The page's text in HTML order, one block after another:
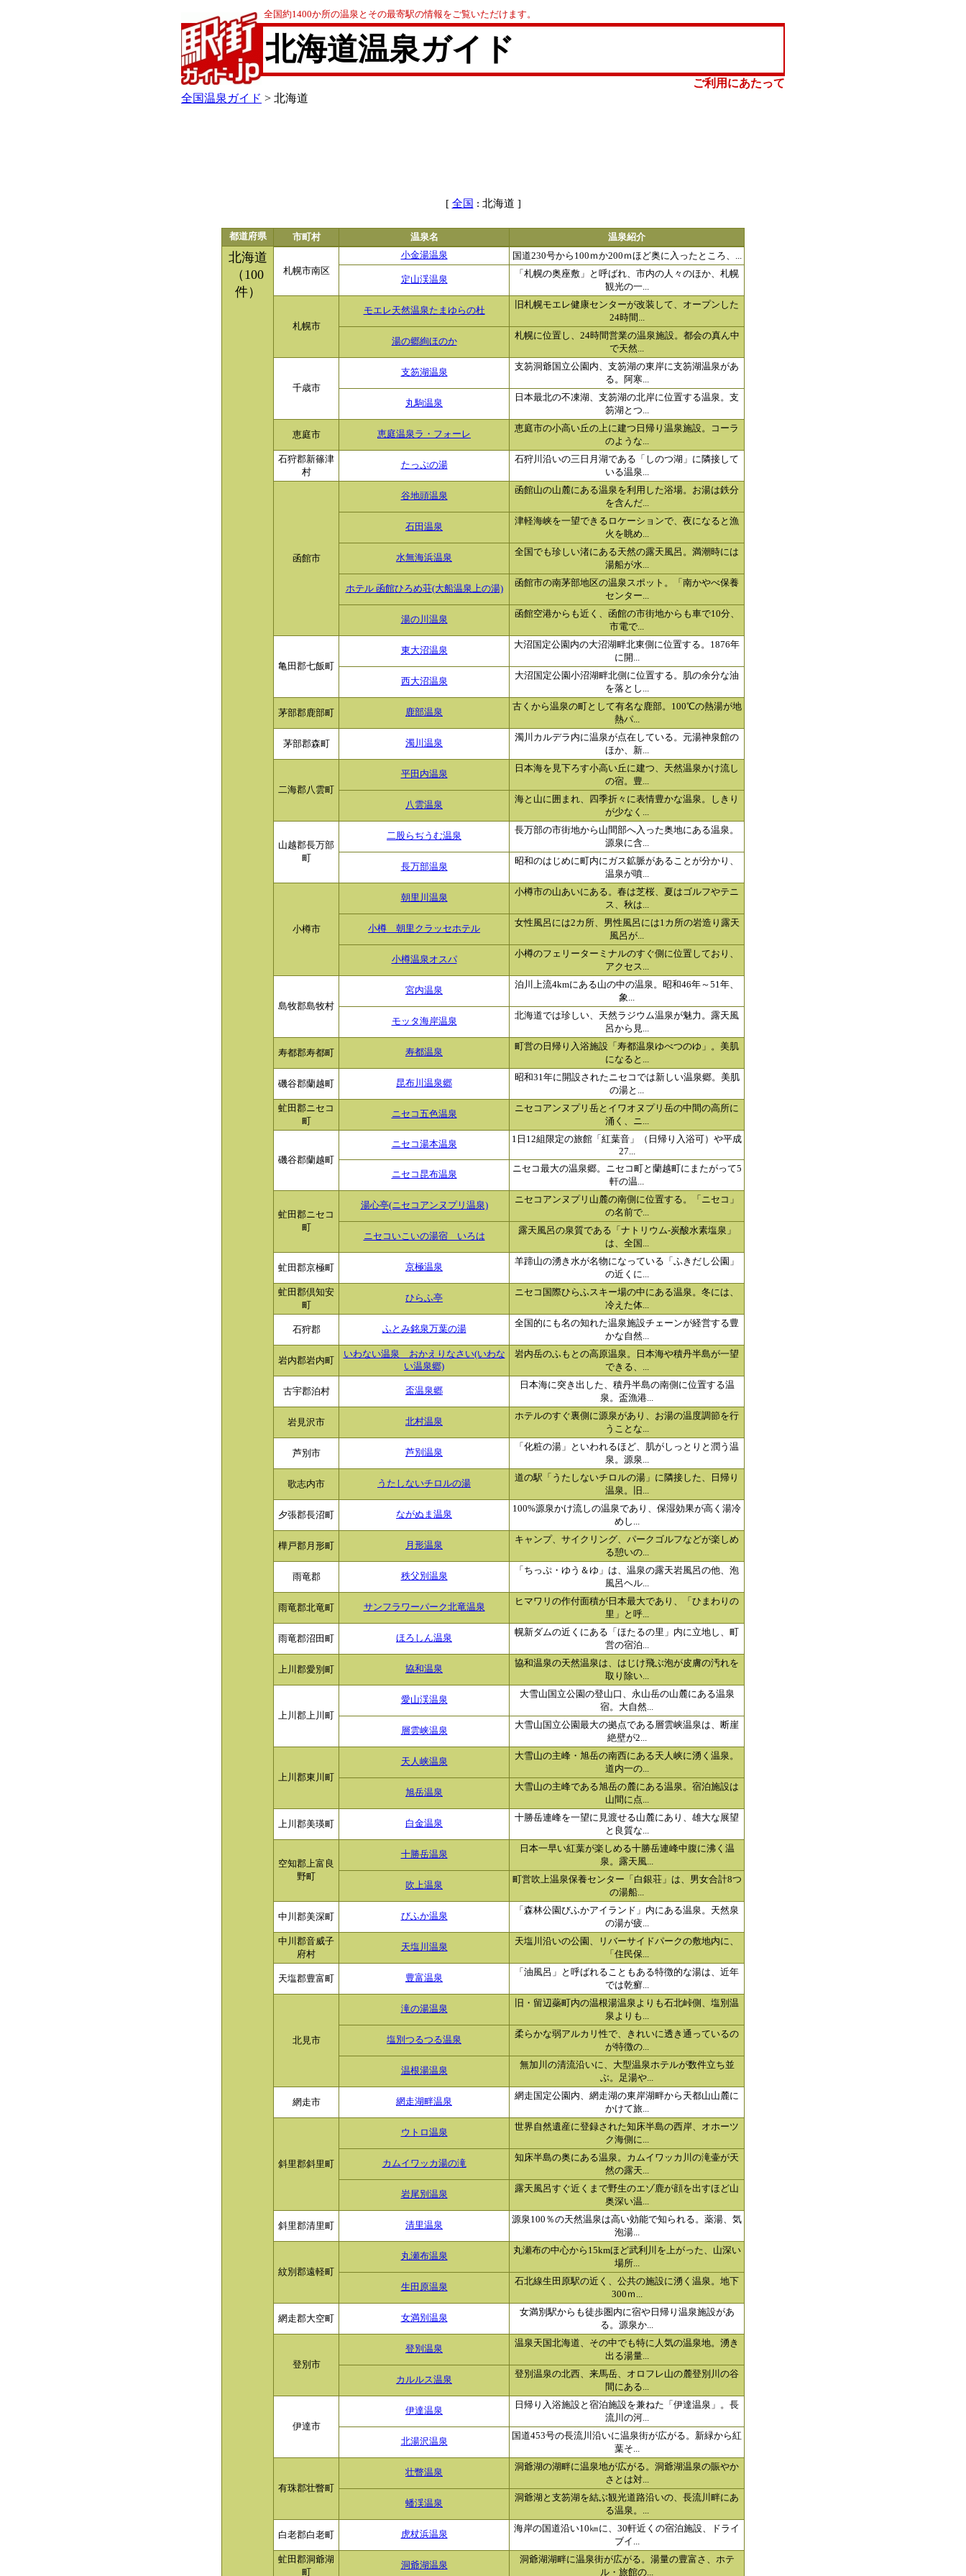
全国約1400か所の温泉とその最寄駅の情報をご覧いただけます。
北海道温泉ガイド
ご利用にあたって
全国温泉ガイド > 北海道
[ 全国 : 北海道 ]
都道府県 市町村 温泉名 温泉紹介
北海道
（100
件）
札幌市南区
小金湯温泉 国道230号から100ｍか200ｍほど奥に入ったところ、...
定山渓温泉
「札幌の奥座敷」と呼ばれ、市内の人々のほか、札幌
観光の一...
札幌市
モエレ天然温泉たまゆらの杜
旧札幌モエレ健康センターが改装して、オープンした
24時間...
湯の郷絢ほのか
札幌に位置し、24時間営業の温泉施設。都会の真ん中
で天然...
千歳市
支笏湖温泉
支笏洞爺国立公園内、支笏湖の東岸に支笏湖温泉があ
る。阿寒...
丸駒温泉
日本最北の不凍湖、支笏湖の北岸に位置する温泉。支
笏湖とつ...
恵庭市 恵庭温泉ラ・フォーレ
恵庭市の小高い丘の上に建つ日帰り温泉施設。コーラ
のような...
石狩郡新篠津
村
たっぷの湯
石狩川沿いの三日月湖である「しのつ湖」に隣接して
いる温泉...
函館市
谷地頭温泉
函館山の山麓にある温泉を利用した浴場。お湯は鉄分
を含んだ...
石田温泉
津軽海峡を一望できるロケーションで、夜になると漁
火を眺め...
水無海浜温泉
全国でも珍しい渚にある天然の露天風呂。満潮時には
湯船が水...
ホテル 函館ひろめ荘(大船温泉上の湯)
函館市の南茅部地区の温泉スポット。「南かやべ保養
センター...
湯の川温泉
函館空港からも近く、函館の市街地からも車で10分、
市電で...
亀田郡七飯町
東大沼温泉
大沼国定公園内の大沼湖畔北東側に位置する。1876年
に開...
西大沼温泉
大沼国定公園小沼湖畔北側に位置する。肌の余分な油
を落とし...
茅部郡鹿部町 鹿部温泉
古くから温泉の町として有名な鹿部。100℃の熱湯が地
熱パ...
茅部郡森町 濁川温泉
濁川カルデラ内に温泉が点在している。元湯神泉館の
ほか、新...
二海郡八雲町
平田内温泉
日本海を見下ろす小高い丘に建つ、天然温泉かけ流し
の宿。豊...
八雲温泉
海と山に囲まれ、四季折々に表情豊かな温泉。しきり
が少なく...
山越郡長万部
町
二股らぢうむ温泉
長万部の市街地から山間部へ入った奥地にある温泉。
源泉に含...
長万部温泉
昭和のはじめに町内にガス鉱脈があることが分かり、
温泉が噴...
小樽市
朝里川温泉
小樽市の山あいにある。春は芝桜、夏はゴルフやテニ
ス、秋は...
小樽 朝里クラッセホテル
女性風呂には2カ所、男性風呂には1カ所の岩造り露天
風呂が...
小樽温泉オスパ
小樽のフェリーターミナルのすぐ側に位置しており、
アクセス...
島牧郡島牧村
宮内温泉
泊川上流4kmにある山の中の温泉。昭和46年～51年、
象...
モッタ海岸温泉
北海道では珍しい、天然ラジウム温泉が魅力。露天風
呂から見...
寿都郡寿都町 寿都温泉
町営の日帰り入浴施設「寿都温泉ゆべつのゆ」。美肌
になると...
磯谷郡蘭越町 昆布川温泉郷
昭和31年に開設されたニセコでは新しい温泉郷。美肌
の湯と...
虻田郡ニセコ
町
ニセコ五色温泉
ニセコアンヌプリ岳とイワオヌプリ岳の中間の高所に
涌く、ニ...
磯谷郡蘭越町
ニセコ湯本温泉
1日12組限定の旅館「紅葉音」（日帰り入浴可）や平成
27...
ニセコ昆布温泉
ニセコ最大の温泉郷。ニセコ町と蘭越町にまたがって5
軒の温...
虻田郡ニセコ
町
湯心亭(ニセコアンヌプリ温泉)
ニセコアンヌプリ山麓の南側に位置する。「ニセコ」
の名前で...
ニセコいこいの湯宿 いろは
露天風呂の泉質である「ナトリウム-炭酸水素塩泉」
は、全国...
虻田郡京極町 京極温泉
羊蹄山の湧き水が名物になっている「ふきだし公園」
の近くに...
虻田郡倶知安
町
ひらふ亭
ニセコ国際ひらふスキー場の中にある温泉。冬には、
冷えた体...
石狩郡 ふとみ銘泉万葉の湯
全国的にも名の知れた温泉施設チェーンが経営する豊
かな自然...
岩内郡岩内町
いわない温泉 おかえりなさい(いわな
い温泉郷)
岩内岳のふもとの高原温泉。日本海や積丹半島が一望
できる、...
古宇郡泊村 盃温泉郷
日本海に突き出した、積丹半島の南側に位置する温
泉。盃漁港...
岩見沢市 北村温泉
ホテルのすぐ裏側に源泉があり、お湯の温度調節を行
うことな...
芦別市 芦別温泉
「化粧の湯」といわれるほど、肌がしっとりと潤う温
泉。源泉...
歌志内市 うたしないチロルの湯
道の駅「うたしないチロルの湯」に隣接した、日帰り
温泉。旧...
夕張郡長沼町 ながぬま温泉
100%源泉かけ流しの温泉であり、保湿効果が高く湯冷
めし...
樺戸郡月形町 月形温泉
キャンプ、サイクリング、パークゴルフなどが楽しめ
る憩いの...
雨竜郡 秩父別温泉
「ちっぷ・ゆう＆ゆ」は、温泉の露天岩風呂の他、泡
風呂ヘル...
雨竜郡北竜町 サンフラワーパーク北竜温泉
ヒマワリの作付面積が日本最大であり、「ひまわりの
里」と呼...
雨竜郡沼田町 ほろしん温泉
幌新ダムの近くにある「ほたるの里」内に立地し、町
営の宿泊...
上川郡愛別町 協和温泉
協和温泉の天然温泉は、はじけ飛ぶ泡が皮膚の汚れを
取り除い...
上川郡上川町
愛山渓温泉
大雪山国立公園の登山口、永山岳の山麓にある温泉
宿。大自然...
層雲峡温泉
大雪山国立公園最大の拠点である層雲峡温泉は、断崖
絶壁が2...
上川郡東川町
天人峡温泉
大雪山の主峰・旭岳の南西にある天人峡に湧く温泉。
道内一の...
旭岳温泉
大雪山の主峰である旭岳の麓にある温泉。宿泊施設は
山間に点...
上川郡美瑛町 白金温泉
十勝岳連峰を一望に見渡せる山麓にあり、雄大な展望
と良質な...
空知郡上富良
野町
十勝岳温泉
日本一早い紅葉が楽しめる十勝岳連峰中腹に沸く温
泉。露天風...
吹上温泉
町営吹上温泉保養センター「白銀荘」は、男女合計8つ
の湯船...
中川郡美深町 びふか温泉
「森林公園びふかアイランド」内にある温泉。天然泉
の湯が疲...
中川郡音威子
府村
天塩川温泉
天塩川沿いの公園、リバーサイドパークの敷地内に、
「住民保...
天塩郡豊富町 豊富温泉
「油風呂」と呼ばれることもある特徴的な湯は、近年
では乾癬...
北見市
滝の湯温泉
旧・留辺蘂町内の温根湯温泉よりも石北峠側、塩別温
泉よりも...
塩別つるつる温泉
柔らかな弱アルカリ性で、きれいに透き通っているの
が特徴の...
温根湯温泉
無加川の清流沿いに、大型温泉ホテルが数件立ち並
ぶ。足湯や...
網走市 網走湖畔温泉
網走国定公園内、網走湖の東岸湖畔から天都山山麓に
かけて旅...
斜里郡斜里町
ウトロ温泉
世界自然遺産に登録された知床半島の西岸、オホーツ
ク海側に...
カムイワッカ湯の滝
知床半島の奥にある温泉。カムイワッカ川の滝壷が天
然の露天...
岩尾別温泉
露天風呂すぐ近くまで野生のエゾ鹿が顔を出すほど山
奥深い温...
斜里郡清里町 清里温泉
源泉100％の天然温泉は高い効能で知られる。薬湯、気
泡湯...
紋別郡遠軽町
丸瀬布温泉
丸瀬布の中心から15kmほど武利川を上がった、山深い
場所...
生田原温泉
石北線生田原駅の近く、公共の施設に湧く温泉。地下
300ｍ...
網走郡大空町 女満別温泉
女満別駅からも徒歩圏内に宿や日帰り温泉施設があ
る。源泉か...
登別市
登別温泉
温泉天国北海道、その中でも特に人気の温泉地。湧き
出る湯量...
カルルス温泉
登別温泉の北西、来馬岳、オロフレ山の麓登別川の谷
間にある...
伊達市
伊達温泉
日帰り入浴施設と宿泊施設を兼ねた「伊達温泉」。長
流川の河...
北湯沢温泉
国道453号の長流川沿いに温泉街が広がる。新緑から紅
葉そ...
有珠郡壮瞥町
壮瞥温泉
洞爺湖の湖畔に温泉地が広がる。洞爺湖温泉の賑やか
さとは対...
蟠渓温泉
洞爺湖と支笏湖を結ぶ観光道路沿いの、長流川畔にあ
る温泉。...
白老郡白老町 虎杖浜温泉
海岸の国道沿い10㎞に、30軒近くの宿泊施設、ドライ
ブイ...
虻田郡洞爺湖
町
洞爺湖温泉
洞爺湖湖畔に温泉街が広がる。湯量の豊富さ、ホテ
ル・旅館の...